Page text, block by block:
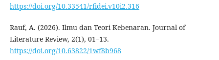
https://doi.org/10.33541/rfidei.v10i2.316
Rauf, A. (2026). Ilmu dan Teori Kebenaran. Journal of
Literature Review, 2(1), 01–13.
https://doi.org/10.63822/1wf8b968